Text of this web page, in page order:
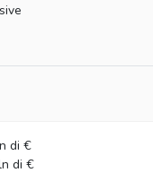
di €
di €